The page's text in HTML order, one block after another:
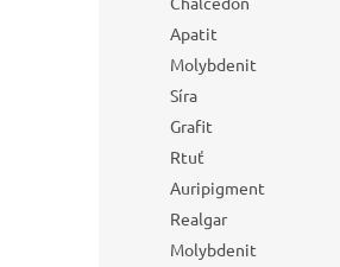
Apatit
Molybdenit
Síra
Grafit
Rtuť
Auripigment
Realgar
Molybdenit